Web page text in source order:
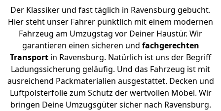
Der Klassiker und fast täglich in Ravensburg gebucht.
Hier steht unser Fahrer pünktlich mit einem modernen
Fahrzeug am Umzugstag vor Deiner Haustür. Wir
garantieren einen sicheren und fachgerechten
Transport in Ravensburg. Natürlich ist uns der Begriff
Ladungssicherung geläufig. Und das Fahrzeug ist mit
ausreichend Packmaterialien ausgestattet. Decken und
Luftpolsterfolie zum Schutz der wertvollen Möbel. Wir
bringen Deine Umzugsgüter sicher nach Ravensburg.